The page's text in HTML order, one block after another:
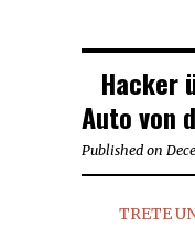
Hacker
Auto von
Published on
TRETE